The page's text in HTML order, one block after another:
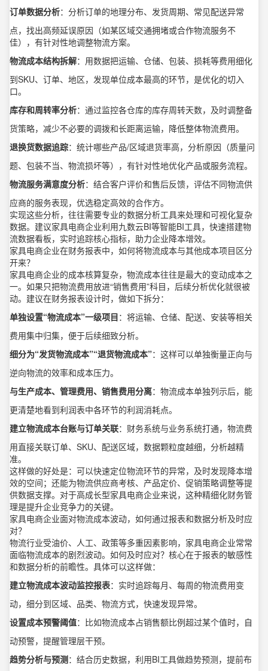
订单数据分析：分析订单的地理分布、发货周期、常见配送异常
点，找出高频延误原因（如某区域交通拥堵或合作物流服务不
佳），有针对性地调整物流方案。
物流成本结构拆解：用数据把运输、仓储、包装、损耗等费用细化
到SKU、订单、地区，发现单位成本最高的环节，是优化的切入
口。
库存和周转率分析：通过监控各仓库的库存周转天数，及时调整备
货策略，减少不必要的调拨和长距离运输，降低整体物流费用。
退换货数据追踪：统计哪些产品/区域退货率高，分析原因（质量问
题、包装不当、物流损坏等），有针对性地优化产品或服务流程。
物流服务满意度分析：结合客户评价和售后反馈，评估不同物流供
应商的服务表现，优选稳定高效的合作方。
实现这些分析，往往需要专业的数据分析工具来处理和可视化复杂
数据。建议家具电商企业利用九数云BI等智能BI工具，快速搭建物
流数据看板，实时追踪核心指标，助力企业降本增效。
家具电商企业在财务报表中，如何将物流成本与其他成本项目区分
开来？
家具电商企业的成本核算复杂，物流成本往往是最大的变动成本之
一。如果只把物流费用放进“销售费用”科目，后续分析优化就很被
动。建议在财务报表设计时，做如下拆分：
单独设置“物流成本”一级项目：将运输、仓储、配送、安装等相关
费用集中归集，便于后续细致分析。
细分为“发货物流成本”“退货物流成本”：这样可以单独衡量正向与
逆向物流的效率和成本压力。
与生产成本、管理费用、销售费用分离：物流成本单独列示后，能
更清楚地看到利润表中各环节的利润消耗点。
建立物流成本台账与订单关联：财务系统与业务系统打通，物流费
用直接关联订单、SKU、配送区域，数据颗粒度越细，分析越精
准。
这样做的好处是：可以快速定位物流环节的异常，及时发现降本增
效的空间；还能为物流供应商考核、产品定价、促销策略调整等提
供数据支撑。对于高成长型家具电商企业来说，这种精细化财务管
理是提升企业竞争力的关键。
家具电商企业面对物流成本波动，如何通过报表和数据分析及时应
对？
物流行业受油价、人工、政策等多重因素影响，家具电商企业常常
面临物流成本的剧烈波动。如何及时应对？核心在于报表的敏感性
和数据分析的前瞻性。具体可以这样做：
建立物流成本波动监控报表：实时追踪每月、每周的物流费用变
动，细分到区域、品类、物流方式，快速发现异常。
设置成本预警阈值：比如物流成本占销售额比例超过某个值时，自
动预警，提醒管理层干预。
趋势分析与预测：结合历史数据，利用BI工具做趋势预测，提前布